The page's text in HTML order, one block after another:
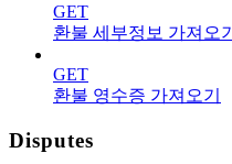
GET
환불 세부정보 가져오기
GET
환불 영수증 가져오기
Disputes